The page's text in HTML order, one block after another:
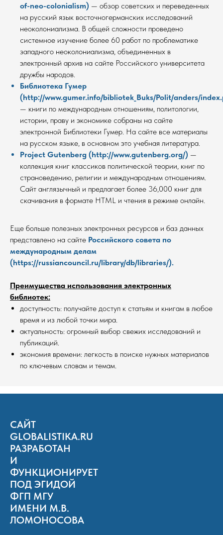
of-neo-colonialism) — обзор советских и переведенных
на русский язык восточногерманских исследований
неоколониализма. В общей сложности проведено
системное изучение более 60 работ по проблематике
западного неоколониализма, объединенных в
электронный архив на сайте Российского университета
дружбы народов.
Библиотека Гумер
(http://www.gumer.info/bibliotek_Buks/Polit/anders/
— книги по международным отношениям, политологии,
истории, праву и экономике собраны на сайте
электронной Библиотеки Гумер. На сайте все материалы
на русском языке, в основном это учебная литература.
Project Gutenberg (http://www.gutenberg.org/) —
коллекция книг классиков политической теории, книг по
страноведению, религии и международным отношениям.
Сайт англязычный и предлагает более 36,000 книг для
скачивания в формате HTML и чтения в режиме онлайн.
Еще больше полезных электронных ресурсов и баз данных
представлено на сайте Российского совета по
международным делам
(https://russiancouncil.ru/library/db/libraries/).
Преимущества использования электронных
библиотек:
доступность: получайте доступ к статьям и книгам в любое
время и из любой точки мира.
актуальность: огромный выбор свежих исследований и
публикаций.
экономия времени: легкость в поиске нужных материалов
по ключевым словам и темам.
САЙТ
GLOBALISTIKA.RU
РАЗРАБОТАН
И
ФУНКЦИОНИРУЕТ
ПОД ЭГИДОЙ
ФГП МГУ
ИМЕНИ М.В.
ЛОМОНОСОВА